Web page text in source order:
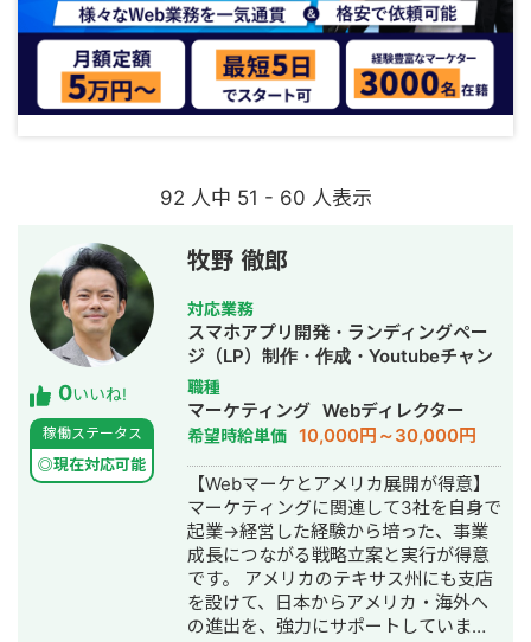
92 人中 51 - 60 人表示
0いいね!
稼働ステータス
◎現在対応可能
牧野 徹郎
対応業務
スマホアプリ開発・ランディングペー
ジ（LP）制作・作成・Youtubeチャン
ネル運営代行・立ち上げ・ECサイト構
築・ネットショップ作成代行・SEO対
策・新規事業立上・SNS運用代行・記
事作成代行・ライティング・翻訳・ホ
ームページ制作・作成・リスティング
広告運用代行・オウンドメディア制
作・構築・運用代行
職種
マーケティング Webディレクター
希望時給単価 10,000円～30,000円
【Webマーケとアメリカ展開が得意】
マーケティングに関連して3社を自身で
起業→経営した経験から培った、事業
成長につながる戦略立案と実行が得意
です。 アメリカのテキサス州にも支店
を設けて、日本からアメリカ・海外へ
の進出を、強力にサポートしていま